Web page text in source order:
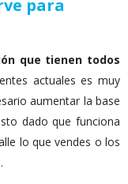
para
que tienen todos
actuales es muy
aumentar la base
dado que funciona
lo que vendes o los